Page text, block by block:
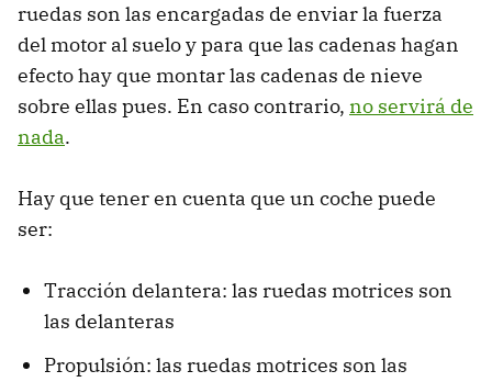
ruedas son las encargadas de enviar la fuerza
del motor al suelo y para que las cadenas hagan
efecto hay que montar las cadenas de nieve
sobre ellas pues. En caso contrario, no servirá de
nada.
Hay que tener en cuenta que un coche puede
ser:
Tracción delantera: las ruedas motrices son
las delanteras
Propulsión: las ruedas motrices son las